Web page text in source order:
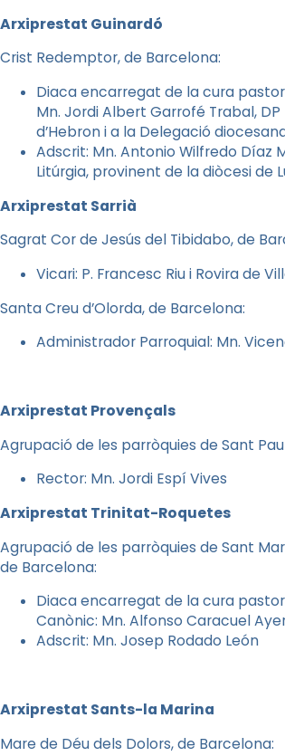
Arxiprestat Guinardó
Crist Redemptor, de Barcelona:
Diaca encarregat de la cura
Mn. Jordi Albert Garrofé Trabal,
d’Hebron i a la Delegació
Adscrit: Mn. Antonio Wilfredo Díaz
Litúrgia, provinent de la diòcesi de
Arxiprestat Sarrià
Sagrat Cor de Jesús del Tibidabo, de
Vicari: P. Francesc Riu i Rovira de
Santa Creu d’Olorda, de Barcelona:
Administrador Parroquial: Mn.
Arxiprestat Provençals
Agrupació de les parròquies de Sant
Rector: Mn. Jordi Espí Vives
Arxiprestat Trinitat-Roquetes
Agrupació de les parròquies de Sant
de Barcelona:
Diaca encarregat de la cura
Canònic: Mn. Alfonso Caracuel
Adscrit: Mn. Josep Rodado León
Arxiprestat Sants-la Marina
Mare de Déu dels Dolors, de Barcelona: